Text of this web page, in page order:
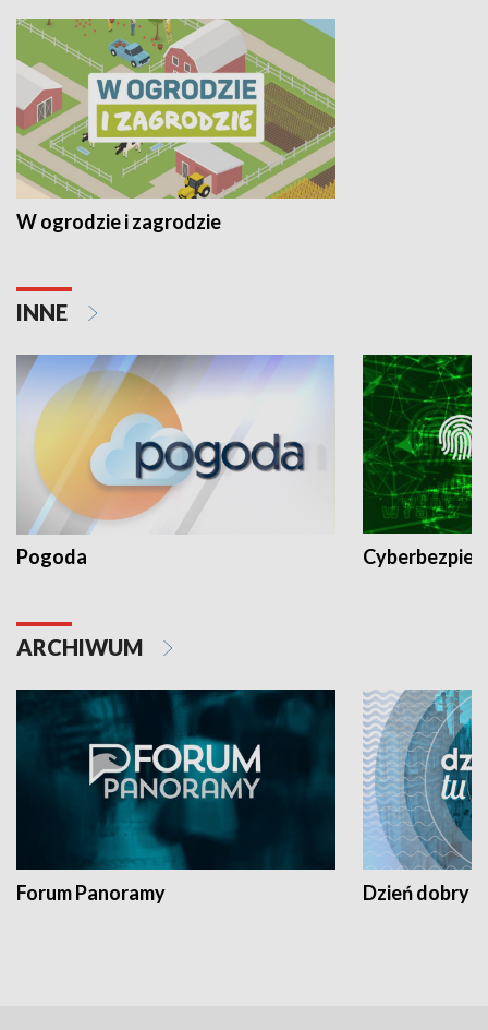
W ogrodzie i zagrodzie
INNE
Pogoda
ARCHIWUM
Forum Panoramy Dzień dobry